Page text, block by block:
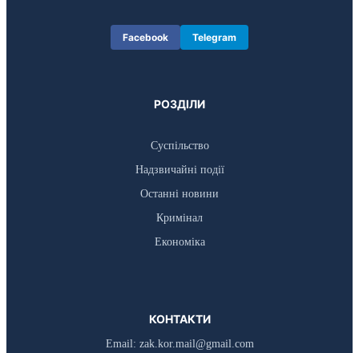
Facebook Telegram
РОЗДІЛИ
Суспільство
Надзвичайні події
Останні новини
Кримінал
Економіка
КОНТАКТИ
Email: zak.kor.mail@gmail.com